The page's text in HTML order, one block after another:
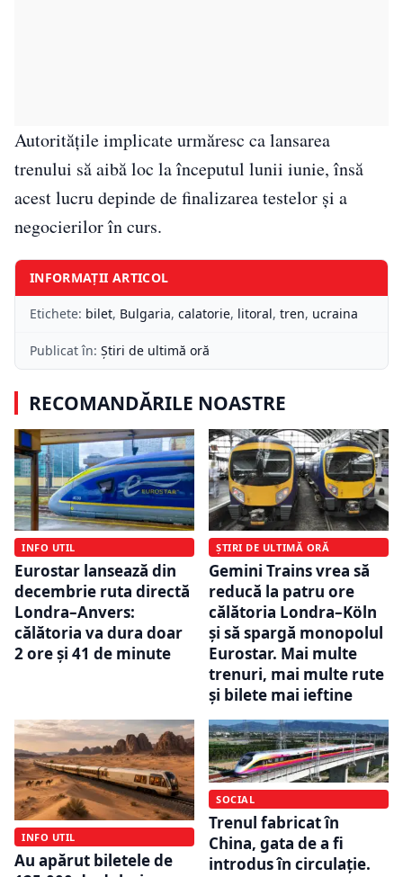
Autoritățile implicate urmăresc ca lansarea
trenului să aibă loc la începutul lunii iunie, însă
acest lucru depinde de finalizarea testelor și a
negocierilor în curs.
INFORMAȚII ARTICOL
Etichete: bilet, Bulgaria, calatorie, litoral, tren, ucraina
Publicat în: Știri de ultimă oră
RECOMANDĂRILE NOASTRE
INFO UTIL
Eurostar lansează din
decembrie ruta directă
Londra–Anvers:
călătoria va dura doar
2 ore și 41 de minute
ȘTIRI DE ULTIMĂ ORĂ
Gemini Trains vrea să
reducă la patru ore
călătoria Londra–Köln
și să spargă monopolul
Eurostar. Mai multe
trenuri, mai multe rute
și bilete mai ieftine
INFO UTIL
Au apărut biletele de
SOCIAL
Trenul fabricat în
China, gata de a fi
introdus în circulație.